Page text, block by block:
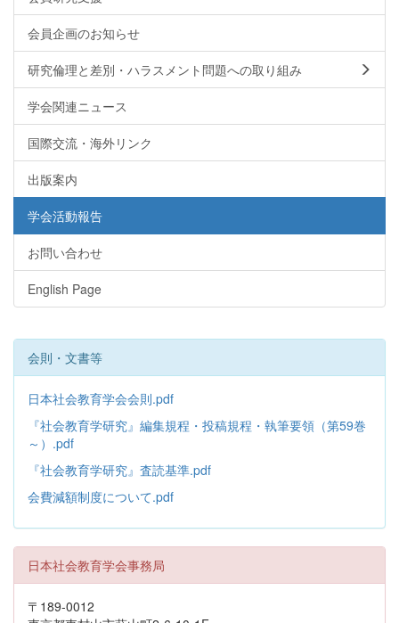
会員企画のお知らせ
研究倫理と差別・ハラスメント問題への取り組み
学会関連ニュース
国際交流・海外リンク
出版案内
学会活動報告
お問い合わせ
English Page
会則・文書等
日本社会教育学会会則.pdf
『社会教育学研究』編集規程・投稿規程・執筆要領（第59巻
～）.pdf
『社会教育学研究』査読基準.pdf
会費減額制度について.pdf
日本社会教育学会事務局
〒189-0012